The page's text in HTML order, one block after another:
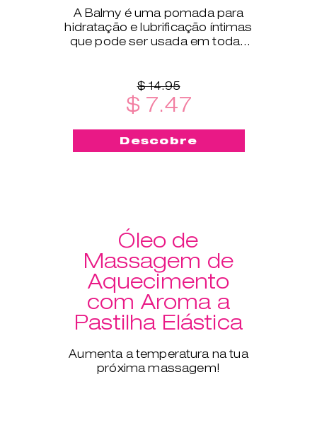
A Balmy é uma pomada para
hidratação e lubrificação íntimas
que pode ser usada em todas
$ 14.95
$ 7.47
Descobre
Óleo de
Massagem de
Aquecimento
com Aroma a
Pastilha Elástica
Aumenta a temperatura na tua
próxima massagem!